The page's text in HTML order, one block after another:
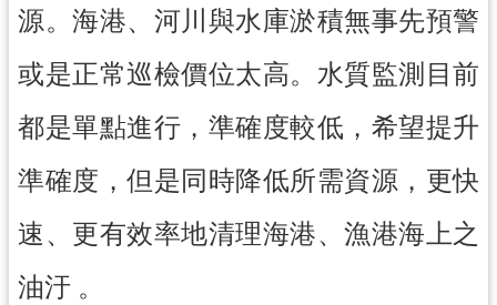
源。海港、河川與水庫淤積無事先預警
或是正常巡檢價位太高。水質監測目前
都是單點進行，準確度較低，希望提升
準確度，但是同時降低所需資源，更快
速、更有效率地清理海港、漁港海上之
油汙 。